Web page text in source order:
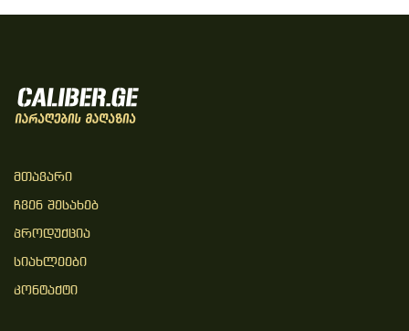
Მთავარი
Ჩვენ Შესახებ
Პროდუქცია
Სიახლეები
Კონტაქტი